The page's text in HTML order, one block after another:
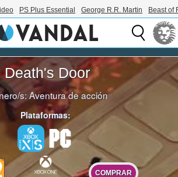
PS Plus Essential George R.R. Martin Beast of
Death's Door
s:Aventura de acción
Plataformas:
COMPRAR